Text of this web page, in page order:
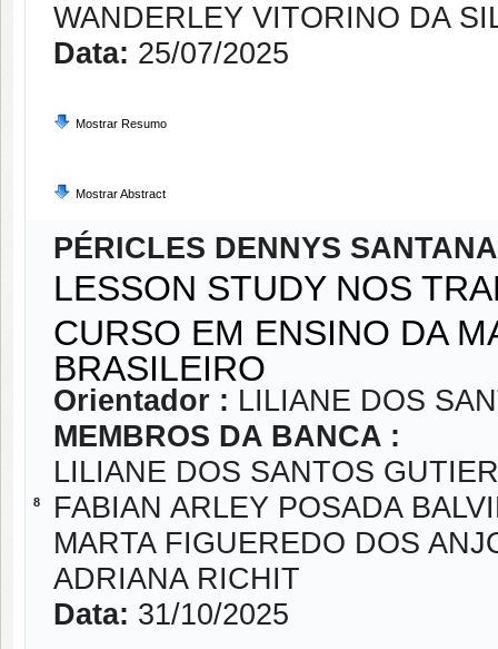
WANDERLEY VITORINO DA
Data: 25/07/2025
Mostrar Resumo
Mostrar Abstract
8
PÉRICLES DENNYS
LESSON STUDY NOS
CURSO EM ENSINO DA
BRASILEIRO
Orientador : LILIANE DOS
MEMBROS DA BANCA :
LILIANE DOS SANTOS
FABIAN ARLEY POSADA
MARTA FIGUEREDO DOS
ADRIANA RICHIT
Data: 31/10/2025